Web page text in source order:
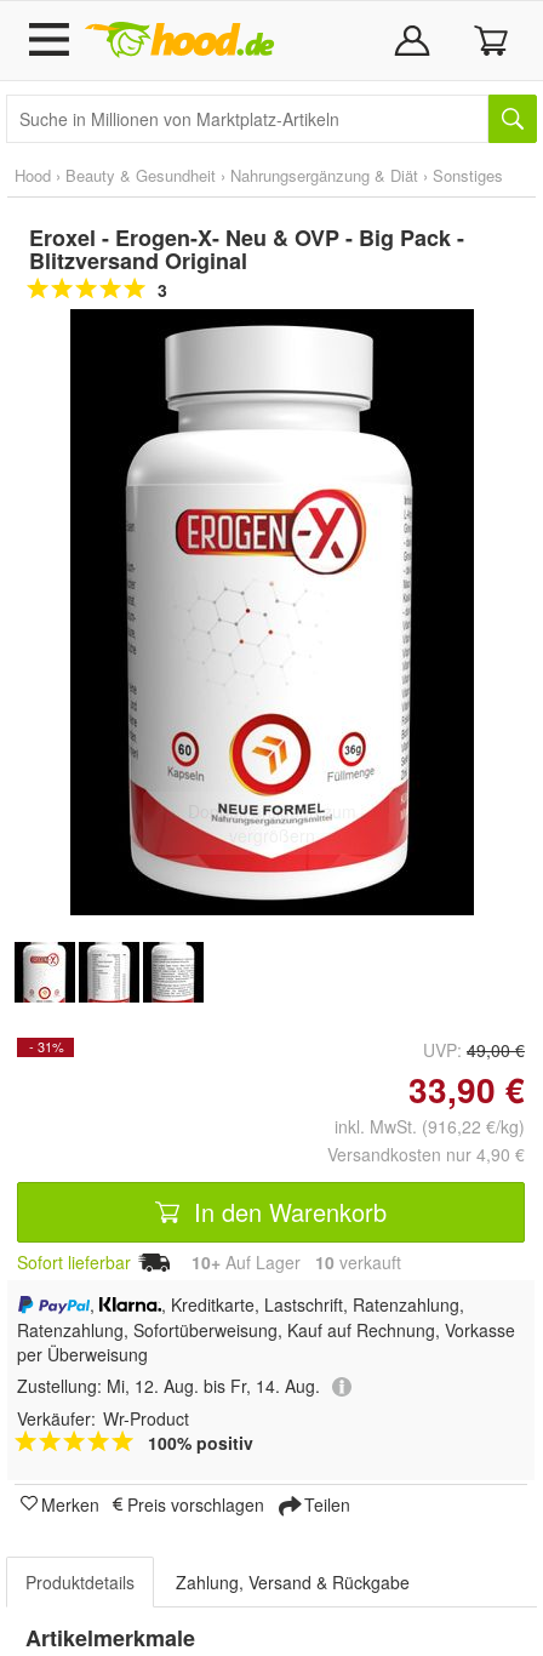
Hood › Beauty & Gesundheit › Nahrungsergänzung & Diät › Sonstiges
Eroxel - Erogen-X- Neu & OVP - Big Pack -
Blitzversand Original
3
Doppelt antippen zum
vergrößern
- 31% UVP: 49,00 €
33,90 €
inkl. MwSt. (916,22 €/kg)
Versandkosten nur 4,90 €
In den Warenkorb
Sofort lieferbar 10+ Auf Lager 10 verkauft
,
, Kreditkarte, Lastschrift, Ratenzahlung,
Ratenzahlung, Sofortüberweisung, Kauf auf Rechnung, Vorkasse
per Überweisung
Zustellung: Mi, 12. Aug. bis Fr, 14. Aug.
Verkäufer: Wr-Product
100% positiv
Merken Preis vorschlagen Teilen
Produktdetails Zahlung, Versand & Rückgabe
Artikelmerkmale